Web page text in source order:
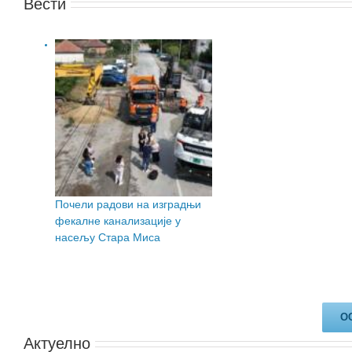
Вести
Почели радови на изградњи
фекалне канализације у
насељу Стара Миса
Актуелно